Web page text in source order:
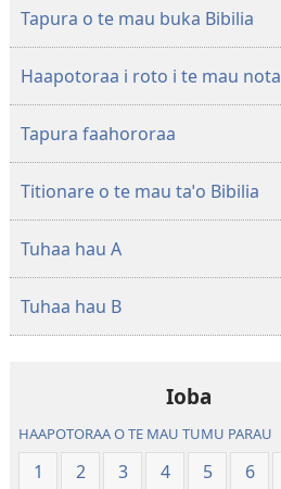
ao
apî
Huriraa
o
te
Tapura o te mau buka Bibilia
Haapotoraa i roto i te mau nota
Tapura faahororaa
Titionare o te mau taˈo Bibilia
Tuhaa hau A
Tuhaa hau B
Ioba
HAAPOTORAA O TE MAU TUMU PARAU
1 2 3 4 5 6